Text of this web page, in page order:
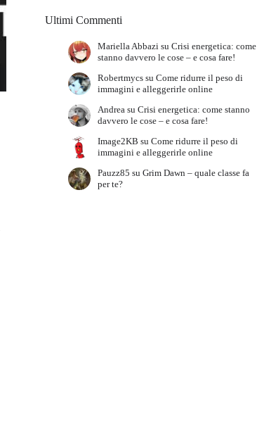
Ultimi Commenti
Mariella Abbazi su Crisi energetica: come
stanno davvero le cose – e cosa fare!
Robertmycssu Come ridurre il peso di
immagini e alleggerirle online
Andrea su Crisi energetica: come stanno
davvero le cose – e cosa fare!
Image2KB su Come ridurre il peso di
immagini e alleggerirle online
Pauzz85 su Grim Dawn – quale classe fa
per te?